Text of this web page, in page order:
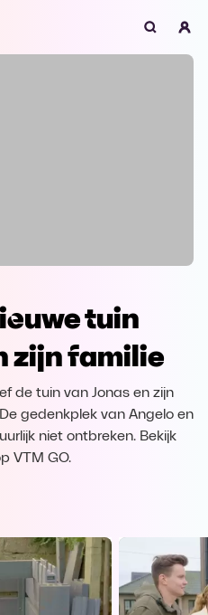
ondersteund
Download
Download
tuin
zijn familie
de tuin van Jonas en zijn
gedenkplek van Angelo en
niet ontbreken. Bekijk
VTM GO.